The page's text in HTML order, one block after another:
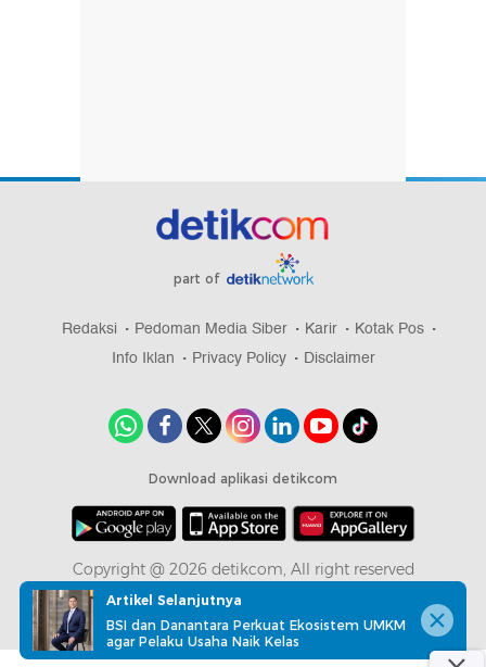
part of
Redaksi Pedoman Media Siber Karir
Kotak Pos
Info Iklan
Privacy Policy Disclaimer
Download aplikasi detikcom
Copyright @ 2026 detikcom, All right reserved
Artikel Selanjutnya
BSI dan Danantara Perkuat Ekosistem UMKM
agar Pelaku Usaha Naik Kelas